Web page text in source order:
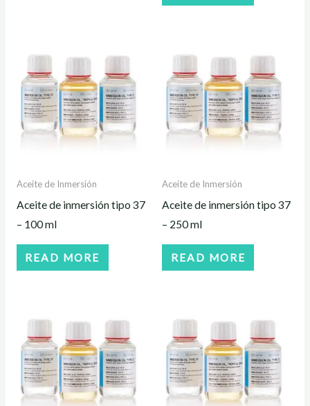
Aceite de Inmersión
Aceite de inmersión tipo 37
– 100 ml
READ MORE
Aceite de Inmersión
Aceite de inmersión tipo 37
– 250 ml
READ MORE